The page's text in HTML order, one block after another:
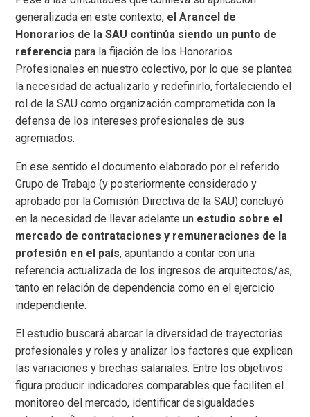
generalizada en este contexto, el Arancel de
Honorarios de la SAU continúa siendo un punto de
referencia para la fijación de los Honorarios
Profesionales en nuestro colectivo, por lo que se plantea
la necesidad de actualizarlo y redefinirlo, fortaleciendo el
rol de la SAU como organización comprometida con la
defensa de los intereses profesionales de sus
agremiados.
En ese sentido el documento elaborado por el referido
Grupo de Trabajo (y posteriormente considerado y
aprobado por la Comisión Directiva de la SAU) concluyó
en la necesidad de llevar adelante un estudio sobre el
mercado de contrataciones y remuneraciones de la
profesión en el país, apuntando a contar con una
referencia actualizada de los ingresos de arquitectos/as,
tanto en relación de dependencia como en el ejercicio
independiente.
El estudio buscará abarcar la diversidad de trayectorias
profesionales y roles y analizar los factores que explican
las variaciones y brechas salariales. Entre los objetivos
figura producir indicadores comparables que faciliten el
monitoreo del mercado, identificar desigualdades